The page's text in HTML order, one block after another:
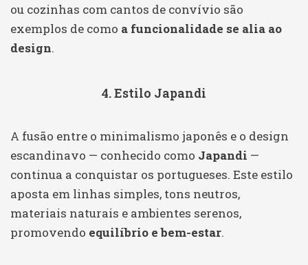
ou cozinhas com cantos de convívio são
exemplos de como a funcionalidade se alia ao
design.
4. Estilo Japandi
A fusão entre o minimalismo japonês e o design
escandinavo — conhecido como Japandi —
continua a conquistar os portugueses. Este estilo
aposta em linhas simples, tons neutros,
materiais naturais e ambientes serenos,
promovendo equilíbrio e bem-estar.